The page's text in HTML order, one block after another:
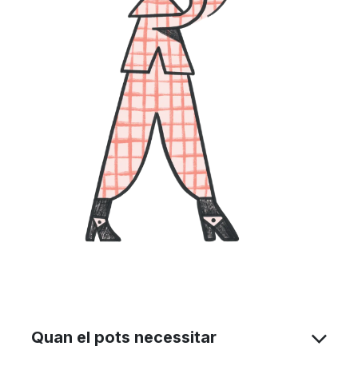
Quan el pots necessitar